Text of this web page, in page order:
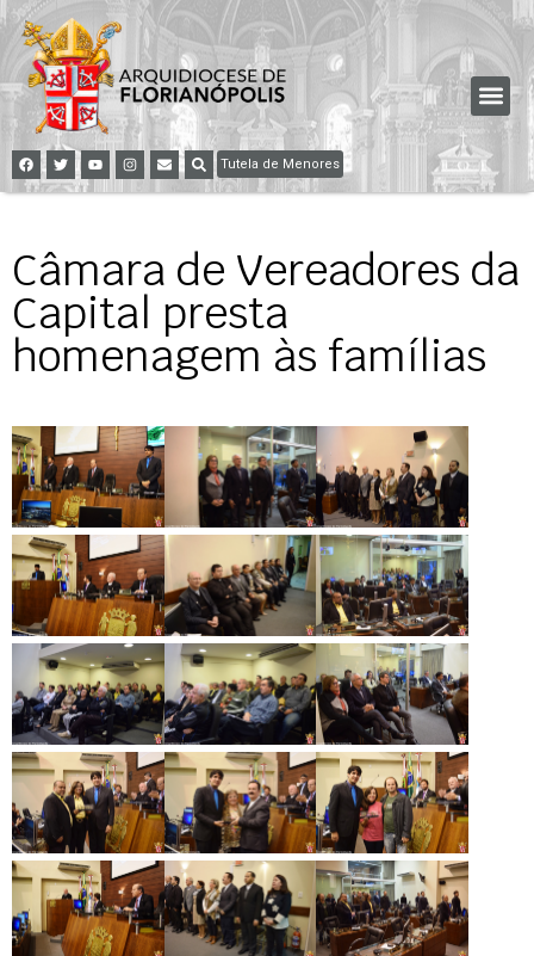
Tutela de Menores
Câmara de Vereadores da
Capital presta
homenagem às famílias